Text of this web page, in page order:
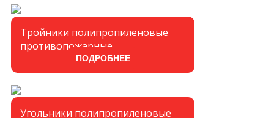
Тройники полипропиленовые
противопожарные
ПОДРОБНЕЕ
Угольники полипропиленовые